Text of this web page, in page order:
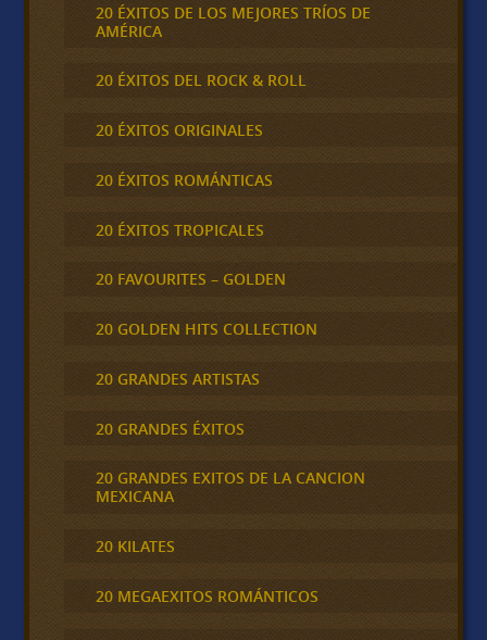
20 ÉXITOS DE LOS MEJORES TRÍOS DE
AMÉRICA
20 ÉXITOS DEL ROCK & ROLL
20 ÉXITOS ORIGINALES
20 ÉXITOS ROMÁNTICAS
20 ÉXITOS TROPICALES
20 FAVOURITES – GOLDEN
20 GOLDEN HITS COLLECTION
20 GRANDES ARTISTAS
20 GRANDES ÉXITOS
20 GRANDES EXITOS DE LA CANCION
MEXICANA
20 KILATES
20 MEGAEXITOS ROMÁNTICOS